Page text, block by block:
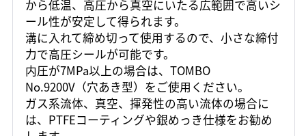
から低温、高圧から真空にいたる広範囲で高いシ
ール性が安定して得られます。
溝に入れて締め切って使用するので、小さな締付
力で高圧シールが可能です。
内圧が7MPa以上の場合は、TOMBO
No.9200V（穴あき型）をご使用ください。
ガス系流体、真空、揮発性の高い流体の場合に
は、PTFEコーティングや銀めっき仕様をお勧め